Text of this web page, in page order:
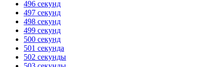
496 секунд
497 секунд
498 секунд
499 секунд
500 секунд
501 секунда
502 секунды